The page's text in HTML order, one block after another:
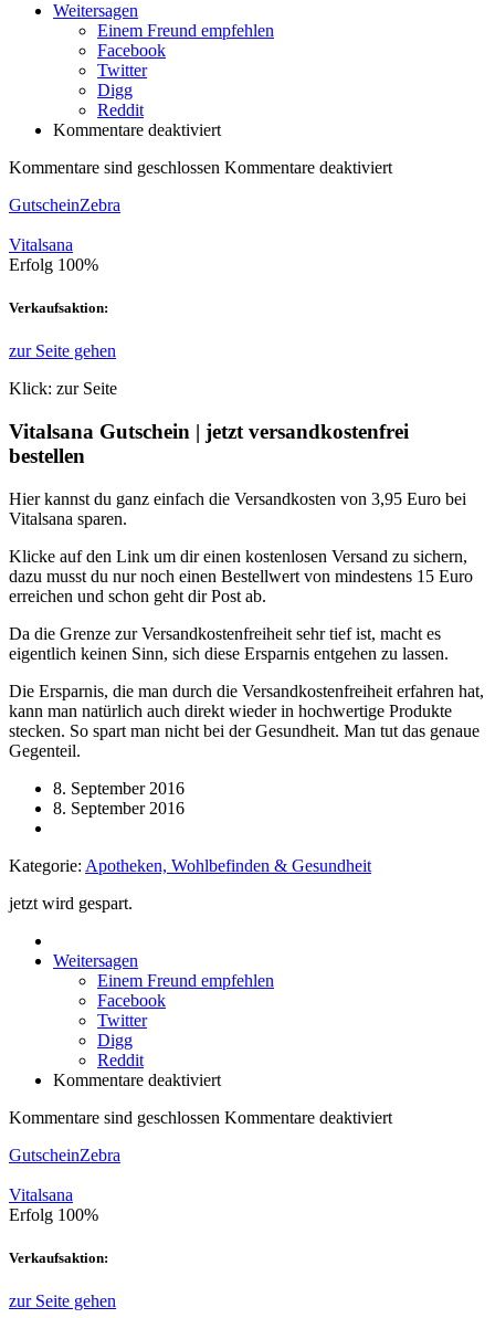
Weitersagen
Einem Freund empfehlen
Facebook
Twitter
Digg
Reddit
Kommentare deaktiviert
Kommentare sind geschlossen Kommentare deaktiviert
GutscheinZebra
Vitalsana
Erfolg 100%
Verkaufsaktion:
zur Seite gehen
Klick: zur Seite
Vitalsana Gutschein | jetzt versandkostenfrei
bestellen
Hier kannst du ganz einfach die Versandkosten von 3,95 Euro bei
Vitalsana sparen.
Klicke auf den Link um dir einen kostenlosen Versand zu sichern,
dazu musst du nur noch einen Bestellwert von mindestens 15 Euro
erreichen und schon geht dir Post ab.
Da die Grenze zur Versandkostenfreiheit sehr tief ist, macht es
eigentlich keinen Sinn, sich diese Ersparnis entgehen zu lassen.
Die Ersparnis, die man durch die Versandkostenfreiheit erfahren hat,
kann man natürlich auch direkt wieder in hochwertige Produkte
stecken. So spart man nicht bei der Gesundheit. Man tut das genaue
Gegenteil.
8. September 2016
8. September 2016
Kategorie: Apotheken, Wohlbefinden & Gesundheit
jetzt wird gespart.
Weitersagen
Einem Freund empfehlen
Facebook
Twitter
Digg
Reddit
Kommentare deaktiviert
Kommentare sind geschlossen Kommentare deaktiviert
GutscheinZebra
Vitalsana
Erfolg 100%
Verkaufsaktion:
zur Seite gehen